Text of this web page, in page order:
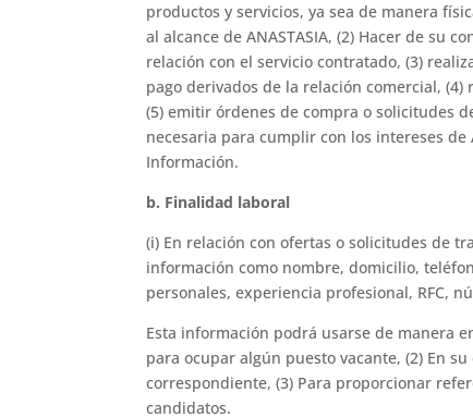
productos y servicios, ya sea de manera
al alcance de ANASTASIA, (2) Hacer de su
relación con el servicio contratado, (3)
pago derivados de la relación comercial,
(5) emitir órdenes de compra o solicitudes
necesaria para cumplir con los intereses de
Información.
b. Finalidad laboral
(i) En relación con ofertas o solicitudes de
información como nombre, domicilio,
personales, experiencia profesional, RFC,
Esta información podrá usarse de manera
para ocupar algún puesto vacante, (2) En
correspondiente, (3) Para proporcionar
candidatos.